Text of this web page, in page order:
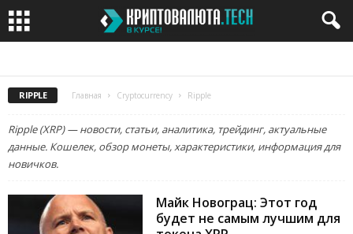
RIPPLE Главная Cryptocurrency Ripple
Ripple (XRP) — новости, статьи, аналитика, трейдинг, актуальные
данные. Кошелек, обзор монеты, характеристики, информация для
новичков.
Майк Новограц: Этот год
будет не самым лучшим для